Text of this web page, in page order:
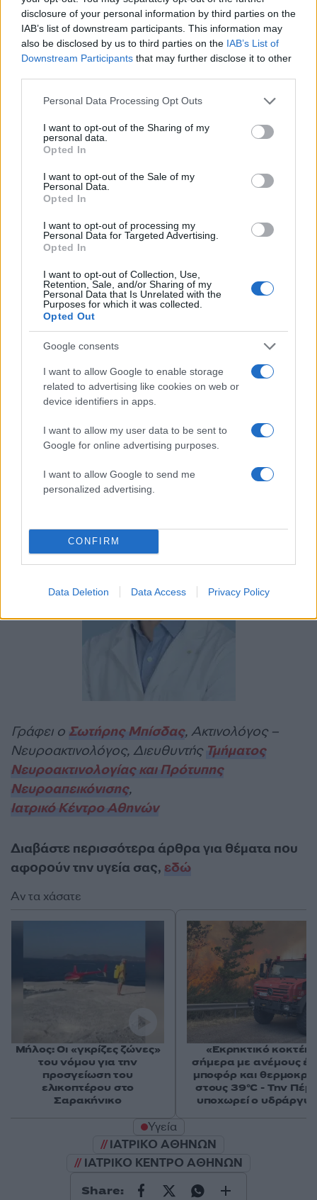
disclosure of your personal information by third parties on the
IAB’s list of downstream participants. This information may
also be disclosed by us to third parties on the IAB’s List of
Downstream Participants that may further disclose it to other
Please note that this website/app uses one or more Google
not limited to your visit or usage behaviour. You may click to
grant or deny consent to Google and its third-party tags to
use your data for below specified purposes in below Google
consent section.
Personal Data Processing Opt Outs
I want to opt-out of the Sharing of my
personal data.
Opted In
I want to opt-out of the Sale of my
Personal Data.
Opted In
I want to opt-out of processing my
Personal Data for Targeted Advertising.
Opted In
I want to opt-out of Collection, Use,
Retention, Sale, and/or Sharing of my
Personal Data that Is Unrelated with the
Purposes for which it was collected.
Opted Out
Google consents
I want to allow Google to enable storage
related to advertising like cookies on web or
device identifiers in apps.
I want to allow my user data to be sent to
Google for online advertising purposes.
I want to allow Google to send me
personalized advertising.
CONFIRM
Data Deletion Data Access Privacy Policy
τον ειδικό για να εστιάσει στις σύνθετες
αποφάσεις που απαιτούν ανθρώπινη
τεχνογνωσία και συμπόνια.
Βρισκόμαστε ακόμη στα αρχικά στάδια μιας
τομείς της ιατρικής. Καθώς τα συστήματα
Τεχνητής Νοημοσύνης ωριμάζουν, τα κλινικά
δεδομένα για τη χρησιμότητά τους ενισχύονται
και τα κανονιστικά πλαίσια σε εθνικό και διεθνές
επίπεδο γίνονται πιο σαφή, οι εφαρμογές αυτές
αναμένεται να καταστούν περισσότερο
αξιόπιστες, ευρύτερα διαθέσιμες και πιο
καθημερινή κλινική πράξη. Το μέλλον της
Νευροακτινολογίας δεν συνιστά επιλογή
ανάμεσα στον ιατρό και την τεχνολογία, αλλά ένα
μοντέλο συνεργασίας: εργαλεία υποβοήθησης
της ερμηνείας που μπορούν να επιταχύνουν τη
διαγνωστική διαδικασία, να αυξήσουν τη
διαγνωστική ακρίβεια και να υποστηρίξουν πιο
έγκαιρες και εξατομικευμένες θεραπευτικές
αποφάσεις, με σταθερό στόχο μια φροντίδα που
Γράφει ο Σωτήρης Μπίσδας, Ακτινολόγος –
Νευροακτινολόγος, Διευθυντής Τμήματος
Νευροακτινολογίας και Πρότυπης
Νευροαπεικόνισης,
Ιατρικό Κέντρο Αθηνών
Διαβάστε περισσότερα άρθρα για θέματα που
αφορούν την υγεία σας, εδώ
Υγεία
ΙΑΤΡΙΚΟ ΑΘΗΝΩΝ
ΙΑΤΡΙΚΟ ΚΕΝΤΡΟ ΑΘΗΝΩΝ
Share:
Αν τα χάσατε
Μήλος: Οι «γκρίζες ζώνες»
του νόμου για την
προσγείωση του
ελικοπτέρου στο
Σαρακήνικο
«Εκρηκτικό
σήμερα με ανέμους
μποφόρ και
στους 39°C - Την
υποχωρεί ο